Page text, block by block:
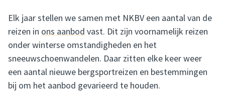
Elk jaar stellen we samen met NKBV een aantal van de
reizen in ons aanbod vast. Dit zijn voornamelijk reizen
onder winterse omstandigheden en het
sneeuwschoenwandelen. Daar zitten elke keer weer
een aantal nieuwe bergsportreizen en bestemmingen
bij om het aanbod gevarieerd te houden.